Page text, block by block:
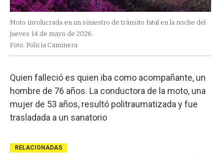
Moto involucrada en un siniestro de tránsito fatal en la noche del
jueves 14 de mayo de 2026.
Foto: Policía Caminera
Quien falleció es quien iba como acompañante, un
hombre de 76 años. La conductora de la moto, una
mujer de 53 años, resultó politraumatizada y fue
trasladada a un sanatorio
RELACIONADAS